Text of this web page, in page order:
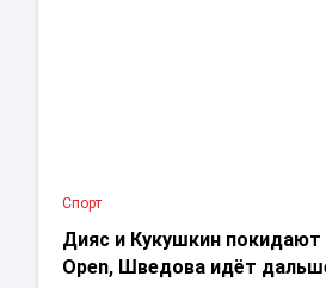
Спорт
Дияс и Кукушкин
Open, Шведова идёт